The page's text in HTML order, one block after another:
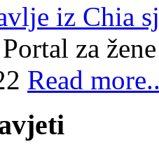
iz Chia
Portal za žene
Read